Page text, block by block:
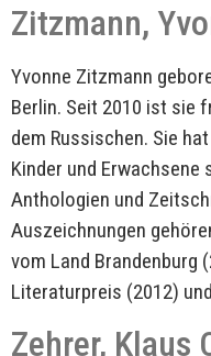
Zitzmann,
Yvonne Zitzmann
Berlin. Seit 2010 ist sie
dem Russischen. Sie
Kinder und
Anthologien und
Auszeichnungen
vom Land Brandenburg
Literaturpreis (2012)
Zehrer, Klaus